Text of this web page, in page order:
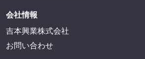
会社情報
吉本興業株式会社
お問い合わせ